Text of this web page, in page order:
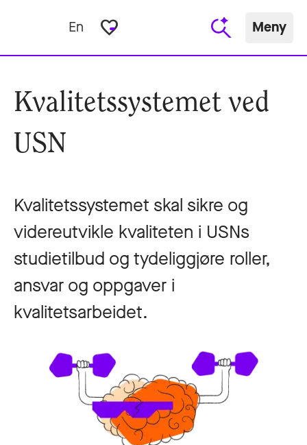
En favorite_border Meny
Kvalitetssystemet ved
USN
Kvalitetssystemet skal sikre og
videreutvikle kvaliteten i USNs
studietilbud og tydeliggjøre roller,
ansvar og oppgaver i
kvalitetsarbeidet.